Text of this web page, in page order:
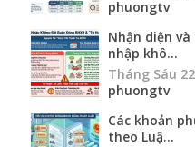
phuongtv
Nhận diện
nhập khô...
Tháng Sáu
phuongtv
Các khoản
theo Luậ...